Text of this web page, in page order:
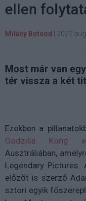
ellen
Milány Botond 2022
Most már van
tér vissza a két
Ezekben a
Godzilla Kong
Ausztráliában,
Legendary
előzőt is szerző
sztori egyik